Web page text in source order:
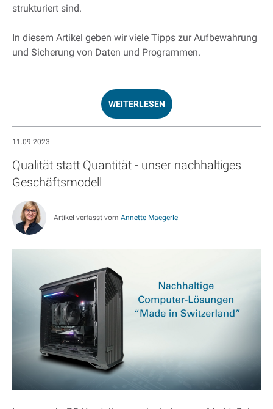
strukturiert sind.
In diesem Artikel geben wir viele Tipps zur Aufbewahrung
und Sicherung von Daten und Programmen.
WEITERLESEN
11.09.2023
Qualität statt Quantität - unser nachhaltiges
Geschäftsmodell
Artikel verfasst vom Annette Maegerle